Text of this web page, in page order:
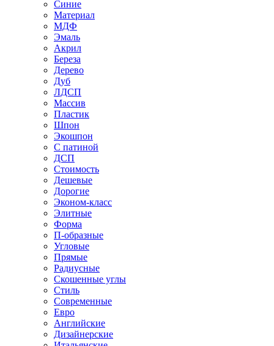
Синие
Материал
МДФ
Эмаль
Акрил
Береза
Дерево
Дуб
ЛДСП
Массив
Пластик
Шпон
Экошпон
С патиной
ДСП
Стоимость
Дешевые
Дорогие
Эконом-класс
Элитные
Форма
П-образные
Угловые
Прямые
Радиусные
Скошенные углы
Стиль
Современные
Евро
Английские
Дизайнерские